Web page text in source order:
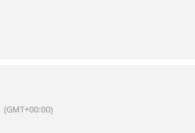
sich bei der Touristinfo, Marienplatz 2,
(GMT+00:00)